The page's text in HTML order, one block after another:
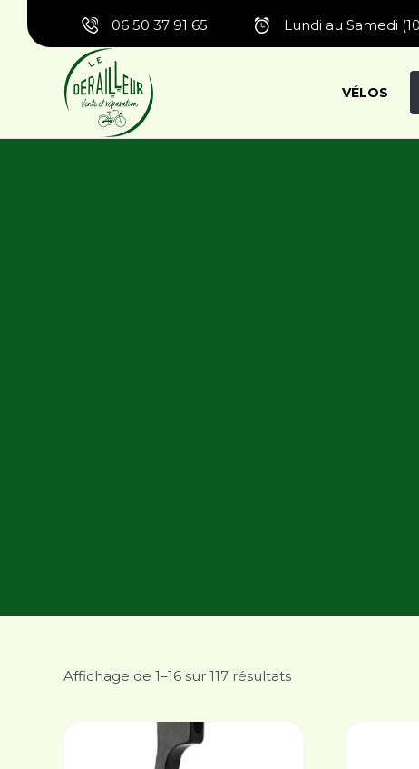
06 50 37 91 65 Lundi au Samedi
VÉLOS
Affichage de 1–16 sur 117 résultats